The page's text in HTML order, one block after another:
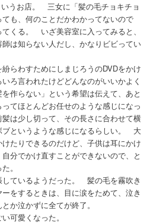
いうお店。 三女に「髪の毛チョキチョ
も、何のことだかわかってないので
てくる。 いざ美容室に入ってみると、
は知らない人だし、かなりビビってい
らわすためにしまじろうのDVDをかけ
ろ言われたけどどんなのがいいかよく
作らない」という希望は伝えて、あと
てほとんどお任せのような感じになっ
は少し切って、その長さに合わせて横
ブというような感じになるらしい。 大
たりできるのだけど、子供は耳にかけ
分でかけ直すことができないので、と
。
しているようだった。 髪の毛を霧吹き
をするときは、目に涙をためて、泣き
か泣かずに全てが終了。
可愛くなった。